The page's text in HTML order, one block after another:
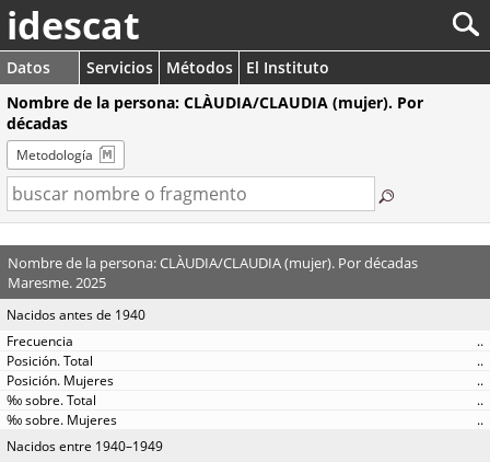
idescat
Datos Servicios Métodos
El Instituto
Nombre de la persona: CLÀUDIA/CLAUDIA (mujer). Por
décadas
Metodología
Nombre de la persona: CLÀUDIA/CLAUDIA (mujer). Por décadas
Maresme. 2025
Nacidos antes de 1940
..
..
..
..
..
Nacidos entre 1940–1949